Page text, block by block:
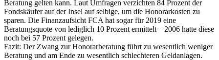
Beratung gelten kann. Laut Umfragen verzichten 84 Prozent der
Fondskäufer auf der Insel auf selbige, um die Honorarkosten zu
sparen. Die Finanzaufsicht FCA hat sogar für 2019 eine
Beratungsquote von lediglich 10 Prozent ermittelt – 2006 hatte diese
noch bei 57 Prozent gelegen.
Fazit: Der Zwang zur Honorarberatung führt zu wesentlich weniger
Beratung und am Ende zu wesentlich schlechteren Geldanlagen.